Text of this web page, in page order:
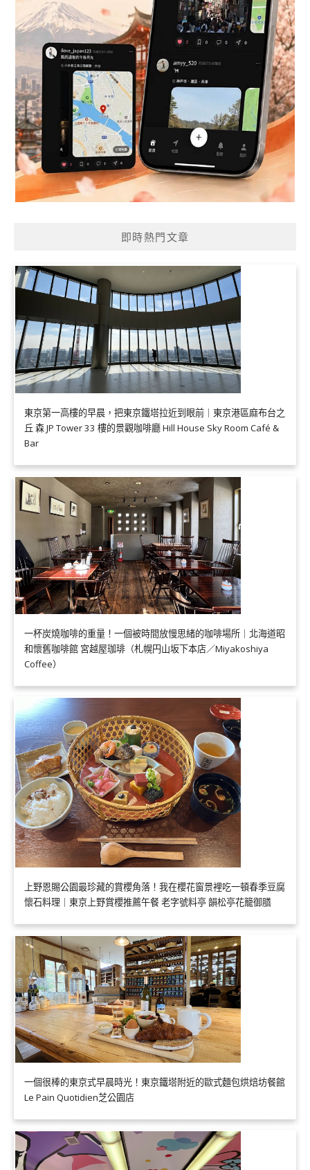
即時熱門文章
東京第一高樓的早晨，把東京鐵塔拉近到眼前｜東京港區麻布台之
丘 森 JP Tower 33 樓的景觀咖啡廳 Hill House Sky Room Café &
Bar
一杯炭燒咖啡的重量！一個被時間放慢思緒的咖啡場所｜北海道昭
和懷舊咖啡館 宮越屋珈琲（札幌円山坂下本店／Miyakoshiya
Coffee）
上野恩賜公園最珍藏的賞櫻角落！我在櫻花窗景裡吃一頓春季豆腐
懷石料理｜東京上野賞櫻推薦午餐 老字號料亭 韻松亭花籠御膳
一個很棒的東京式早晨時光！東京鐵塔附近的歐式麵包烘焙坊餐館
Le Pain Quotidien芝公園店